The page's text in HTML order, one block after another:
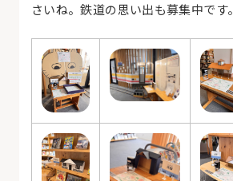
さいね。鉄道の思い出も募集中です。